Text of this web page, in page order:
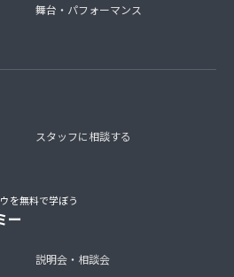
舞台・パフォーマンス
スタッフに相談する
を無料で学ぼう
ー
説明会・相談会